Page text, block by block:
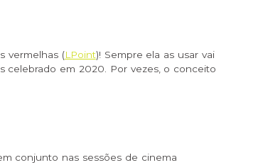
vermelhas (LPoint)! Sempre ela as usar vai
celebrado em 2020. Por vezes, o conceito
conjunto nas sessões de cinema